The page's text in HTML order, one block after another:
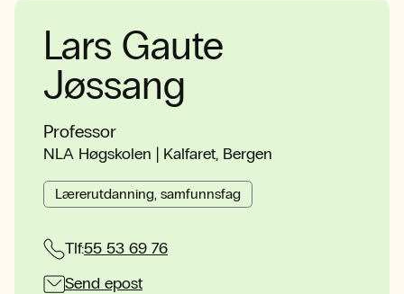
Lars Gaute
Jøssang
Professor
NLA Høgskolen | Kalfaret, Bergen
Lærerutdanning, samfunnsfag
Tlf:55 53 69 76
Send epost